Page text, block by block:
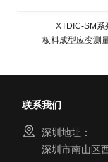
XTDIC-SM系
板料成型应变测
联系我们
深圳地址：
深圳市南山区